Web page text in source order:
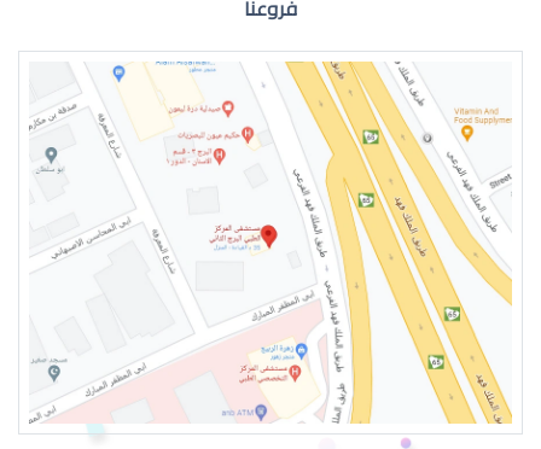
الماء الازرق للعين
اعراض الماء الازرق بالعين
فروعنا